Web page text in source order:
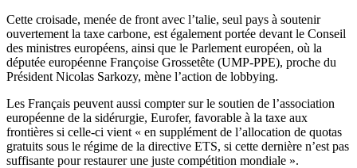
Cette croisade, menée de front avec l’talie, seul pays à soutenir
ouvertement la taxe carbone, est également portée devant le Conseil
des ministres européens, ainsi que le Parlement européen, où la
députée européenne Françoise Grossetête (UMP-PPE), proche du
Président Nicolas Sarkozy, mène l’action de lobbying.
Les Français peuvent aussi compter sur le soutien de l’association
européenne de la sidérurgie, Eurofer, favorable à la taxe aux
frontières si celle-ci vient « en supplément de l’allocation de quotas
gratuits sous le régime de la directive ETS, si cette dernière n’est pas
suffisante pour restaurer une juste compétition mondiale ».